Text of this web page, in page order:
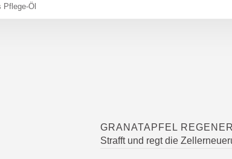
Pflege-Öl
GRANATAPFEL
Strafft und regt die